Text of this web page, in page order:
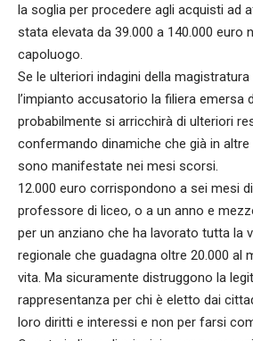
la soglia per procedere agli acquisti ad
stata elevata da 39.000 a 140.000 euro
capoluogo.
Se le ulteriori indagini della
l’impianto accusatorio la filiera emersa
probabilmente si arricchirà di ulteriori
confermando dinamiche che già in
sono manifestate nei mesi scorsi.
12.000 euro corrispondono a sei mesi
professore di liceo, o a un anno e
per un anziano che ha lavorato tutta la
regionale che guadagna oltre 20.000 al
vita. Ma sicuramente distruggono la
rappresentanza per chi è eletto dai
loro diritti e interessi e non per farsi